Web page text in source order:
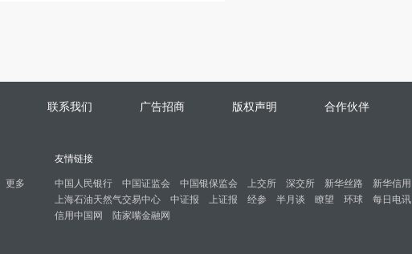
联系我们 广告招商 版权声明 合作伙伴
更多
友情链接
中国人民银行 中国证监会 中国银保监会 上交所 深交所 新华丝路 新华信用
上海石油天然气交易中心
中证报 上证报 经参 半月谈 瞭望 环球 每日电讯
信用中国网
陆家嘴金融网